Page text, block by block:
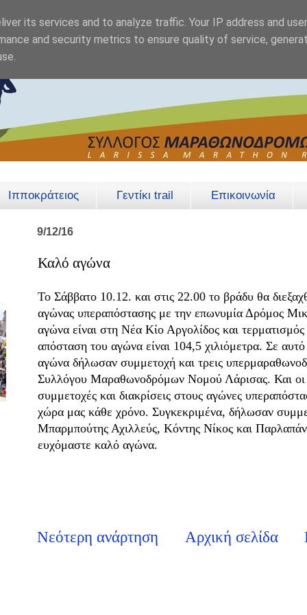
Ιπποκράτειος Γεντίκι trail Επικοινωνία
9/12/16
Καλό αγώνα
Το Σάββατο 10.12. και στις 22.00 το βράδυ θα
αγώνας υπεραπόστασης με την επωνυμία Δρόμος
αγώνα είναι στη Νέα Κίο Αργολίδος και
απόσταση του αγώνα είναι 104,5 χιλιόμετρα. Σε
αγώνα δήλωσαν συμμετοχή και τρεις
Συλλόγου Μαραθωνοδρόμων Νομού Λάρισας. Και οι
συμμετοχές και διακρίσεις στους αγώνες
χώρα μας κάθε χρόνο. Συγκεκριμένα, δήλωσαν
Μπαρμπούτης Αχιλλεύς, Κόντης Νίκος και
ευχόμαστε καλό αγώνα.
Νεότερη ανάρτηση Αρχική σελίδα
its services and to analyze traffic. Your IP address and
and security metrics to ensure quality of service,